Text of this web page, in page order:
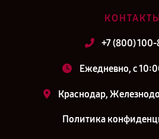
+7 (800)
Ежедневно, с
Краснодар,
Политика